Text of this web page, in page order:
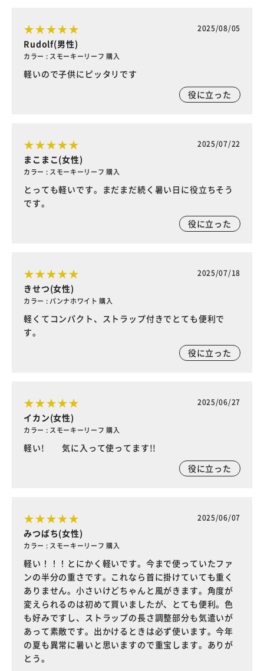
2025/08/05
Rudolf(男性)
カラー : スモーキーリーフ 購入
軽いので子供にピッタリです
役に立った
2025/07/22
まこまこ(女性)
カラー : スモーキーリーフ 購入
とっても軽いです。まだまだ続く暑い日に役立ちそう
です。
役に立った
2025/07/18
きせつ(女性)
カラー : パンナホワイト 購入
軽くてコンパクト、ストラップ付きでとても便利で
す。
役に立った
2025/06/27
イカン(女性)
カラー : スモーキーリーフ 購入
軽い! 気に入って使ってます!!
役に立った
2025/06/07
みつばち(女性)
カラー : スモーキーリーフ 購入
軽い！！！とにかく軽いです。今まで使っていたファ
ンの半分の重さです。これなら首に掛けていても重く
ありません。小さいけどちゃんと風がきます。角度が
変えられるのは初めて買いましたが、とても便利。色
も好みですし、ストラップの長さ調整部分も気遣いが
あって素敵です。出かけるときは必ず使います。今年
の夏も異常に暑いと思いますので重宝します。ありが
とう。